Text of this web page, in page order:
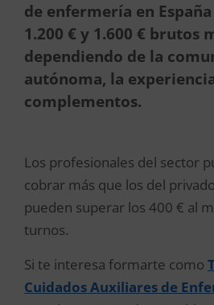
de enfermería en
1.200 € y 1.600 € brutos
dependiendo de la
autónoma, la
complementos.
Los profesionales del sector
cobrar más que los del
pueden superar los 400 € al
turnos.
Si te interesa formarte como
Cuidados Auxiliares de